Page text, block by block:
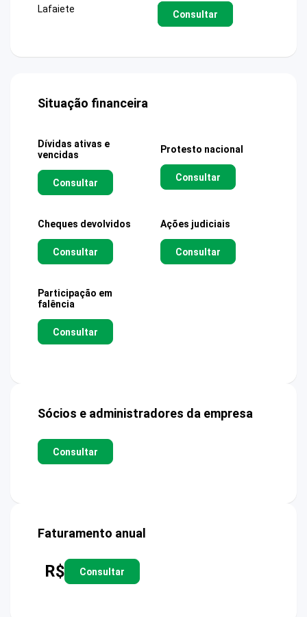
Lafaiete
Consultar
Situação financeira
Dívidas ativas e
vencidas
Consultar
Protesto nacional
Consultar
Cheques devolvidos
Consultar
Ações judiciais
Consultar
Participação em
falência
Consultar
Sócios e administradores da empresa
Consultar
Faturamento anual
R$ Consultar